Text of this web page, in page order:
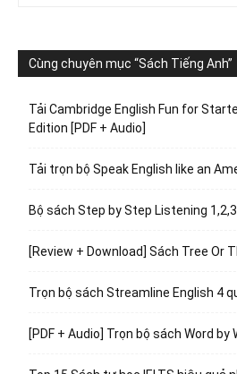
Cùng chuyên mục “Sách Tiếng Anh”
Tải Cambridge English Fun for
Edition [PDF + Audio]
Tải trọn bộ Speak English like an
Bộ sách Step by Step Listening
[Review + Download] Sách Tree Or
Trọn bộ sách Streamline English 4
[PDF + Audio] Trọn bộ sách Word